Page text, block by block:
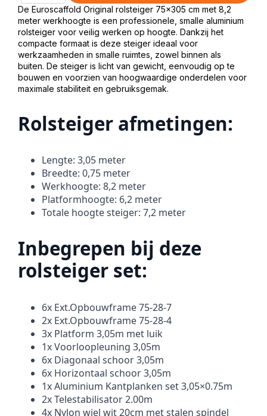
75x305
8,2m
werkhoogte
aantal
De Euroscaffold Original rolsteiger 75×305 cm met 8,2
meter werkhoogte is een professionele, smalle aluminium
rolsteiger voor veilig werken op hoogte. Dankzij het
compacte formaat is deze steiger ideaal voor
werkzaamheden in smalle ruimtes, zowel binnen als
buiten. De steiger is licht van gewicht, eenvoudig op te
bouwen en voorzien van hoogwaardige onderdelen voor
maximale stabiliteit en gebruiksgemak.
Rolsteiger afmetingen:
Lengte: 3,05 meter
Breedte: 0,75 meter
Werkhoogte: 8,2 meter
Platformhoogte: 6,2 meter
Totale hoogte steiger: 7,2 meter
Inbegrepen bij deze
rolsteiger set:
6x Ext.Opbouwframe 75-28-7
2x Ext.Opbouwframe 75-28-4
3x Platform 3,05m met luik
1x Voorloopleuning 3,05m
6x Diagonaal schoor 3,05m
6x Horizontaal schoor 3,05m
1x Aluminium Kantplanken set 3,05×0.75m
2x Telestabilisator 2.00m
4x Nylon wiel wit 20cm met stalen spindel